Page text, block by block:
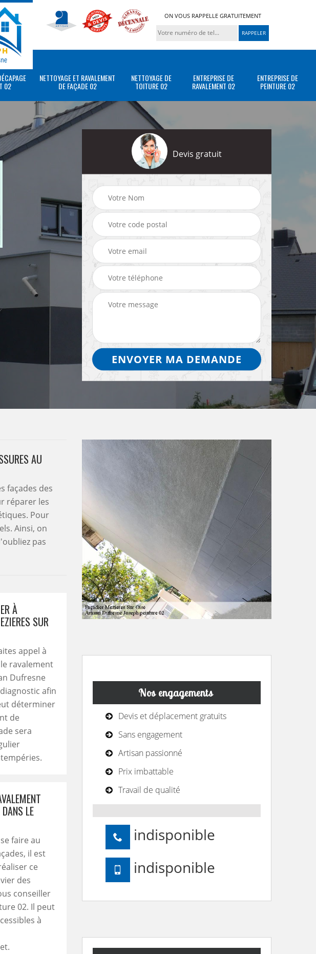
ON VOUS RAPPELLE GRATUITEMENT
02
NETTOYAGE ET RAVALEMENT
DE FAÇADE 02
NETTOYAGE DE
TOITURE 02
ENTREPRISE DE
RAVALEMENT 02
ENTREPRISE DE
PEINTURE 02
Devis gratuit
AU
façades des
réparer les
Pour
Ainsi, on
pas
À
SUR
appel à
ravalement
Dufresne
afin
déterminer
de
sera
LE
faire au
il est
ce
des
conseiller
02. Il peut
à
Nos engagements
Devis et déplacement gratuits
Sans engagement
Artisan passionné
Prix imbattable
Travail de qualité
indisponible
indisponible